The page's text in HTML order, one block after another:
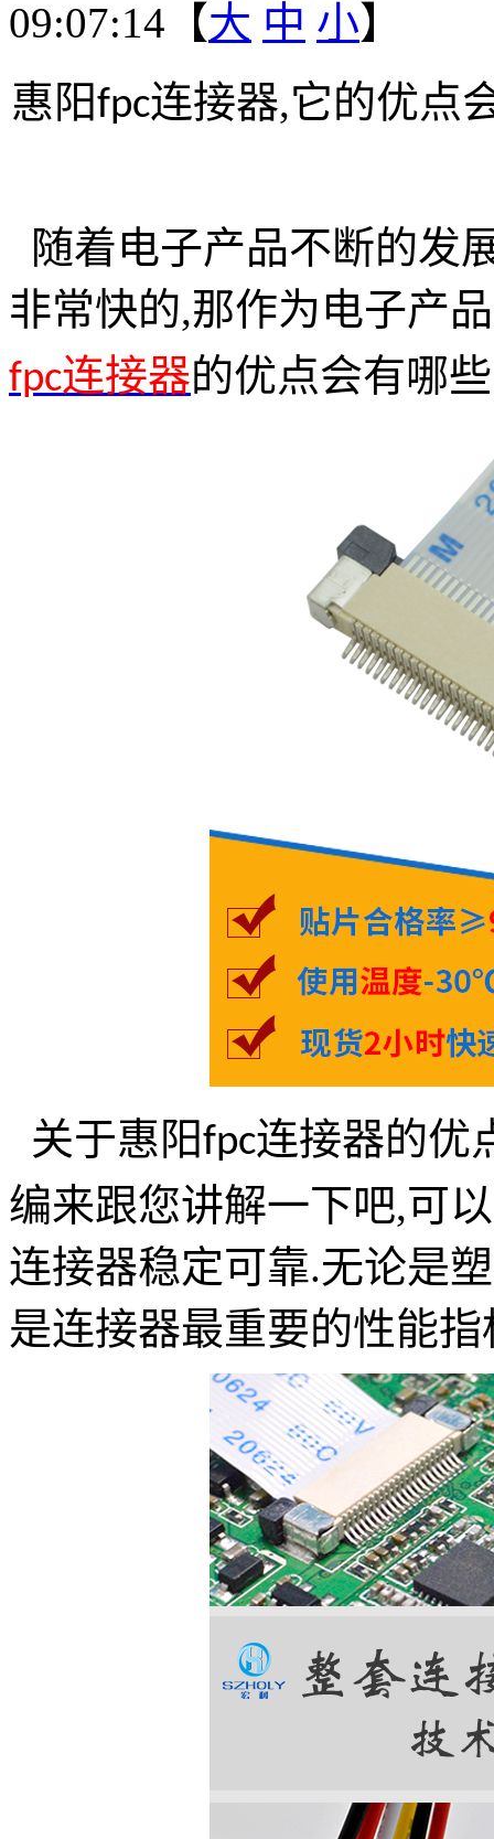
09:07:14【大 中 小】
惠阳fpc连接器,它的优点
随着电子产品不断的发
非常快的,那作为电子产
fpc连接器的优点会有哪
关于惠阳fpc连接器的优
编来跟您讲解一下吧,可
连接器稳定可靠.无论是
是连接器最重要的性能指